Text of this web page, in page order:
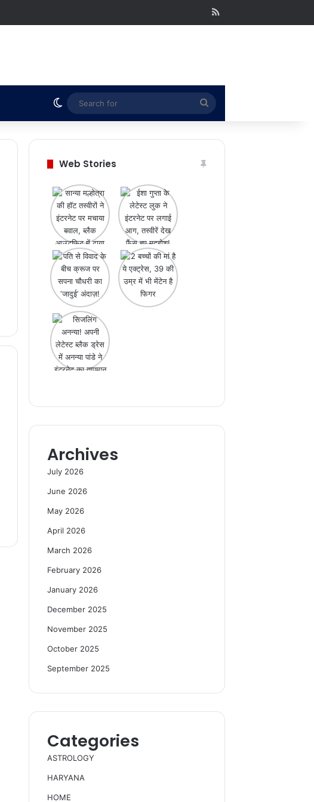
Switch skin
Search
for
Web Stories
Archives
July 2026
June 2026
May 2026
April 2026
March 2026
February 2026
January 2026
December 2025
November 2025
October 2025
September 2025
Categories
ASTROLOGY
HARYANA
HOME